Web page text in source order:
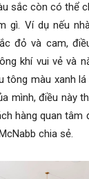
sắc còn có thể
gì. Ví dụ nếu
đỏ và cam,
khí vui vẻ và
tông màu xanh
mình, điều này
hàng quan tâm
chia sẻ.